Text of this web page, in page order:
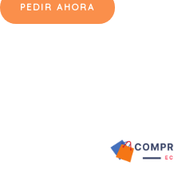
PEDIR AHORA